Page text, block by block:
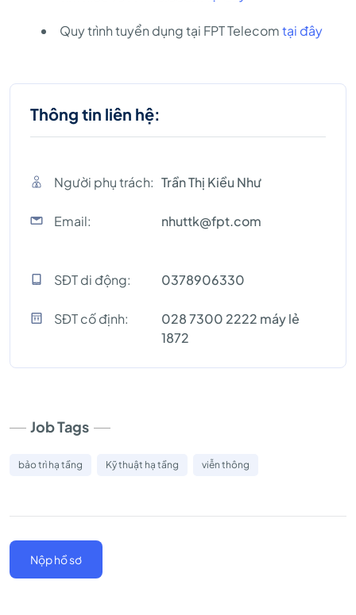
Quy trình tuyển dụng tại FPT Telecomtại đây
Thông tin liên hệ:
Người phụ trách: Trần Thị Kiều Như
Email: nhuttk@fpt.com
SĐT di động: 0378906330
SĐT cố định:
028 7300 2222 máy lẻ
1872
Job Tags
bảo trì hạ tầng Kỹ thuật hạ tầng viễn thông
Nộp hồ sơ